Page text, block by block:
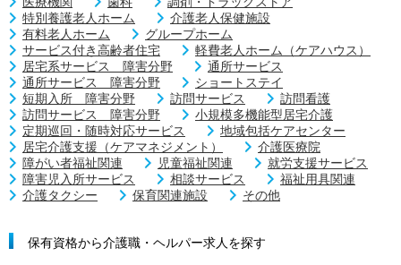
特別養護老人ホーム
介護老人保健施設
有料老人ホーム
グループホーム
サービス付き高齢者住宅
軽費老人ホーム（ケアハウス）
居宅系サービス 障害分野
通所サービス
通所サービス 障害分野
ショートステイ
短期入所 障害分野
訪問サービス
訪問看護
訪問サービス 障害分野
小規模多機能型居宅介護
定期巡回・随時対応サービス
地域包括ケアセンター
居宅介護支援（ケアマネジメント）
介護医療院
障がい者福祉関連
児童福祉関連
就労支援サービス
障害児入所サービス
相談サービス
福祉用具関連
介護タクシー
保育関連施設 その他
保有資格から介護職・ヘルパー求人を探す